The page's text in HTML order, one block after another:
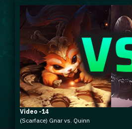
Video -14
(Scarface) Gnar vs. Quinn